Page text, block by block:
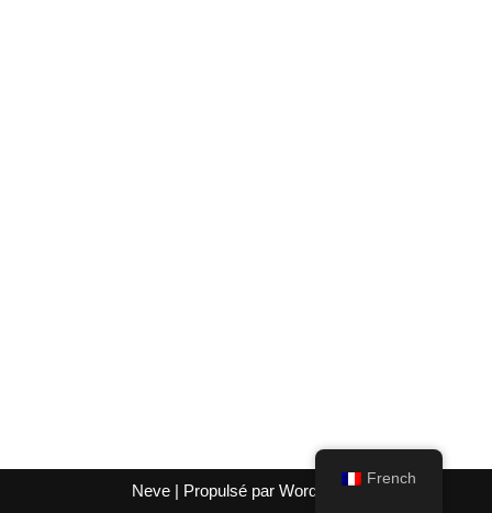
Neve | Propulsé par WordPress
French